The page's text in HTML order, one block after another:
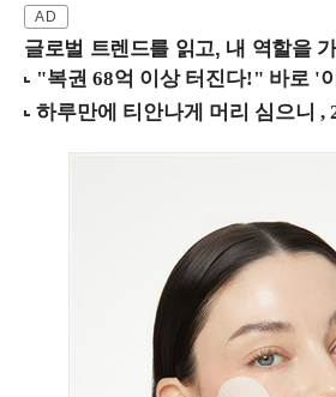
글로벌 트렌드를 읽고, 내 역할을 가늠하는 소수정예 실